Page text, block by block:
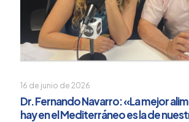
16 de junio de 2026
Dr. Fernando Navarro: «La mejor
hay en el Mediterráneo es la de